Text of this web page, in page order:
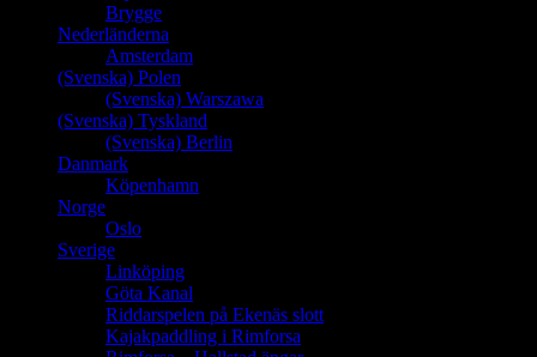
Brygge
Nederländerna
Amsterdam
(Svenska) Polen
(Svenska) Warszawa
(Svenska) Tyskland
(Svenska) Berlin
Danmark
Köpenhamn
Norge
Oslo
Sverige
Linköping
Göta Kanal
Riddarspelen på Ekenäs slott
Kajakpaddling i Rimforsa